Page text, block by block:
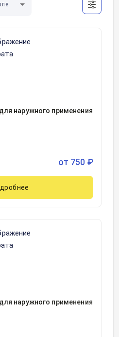
наружного применения
от 750 ₽
наружного применения